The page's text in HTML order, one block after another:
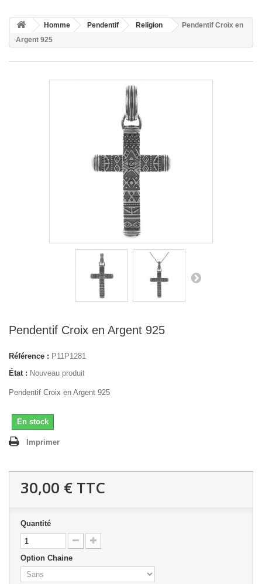
Homme Pendentif Religion
Pendentif Croix en
Argent 925
Pendentif Croix en Argent 925
Référence : P11P1281
État : Nouveau produit
Pendentif Croix en Argent 925
En stock
Imprimer
30,00 € TTC
Quantité
Option Chaine